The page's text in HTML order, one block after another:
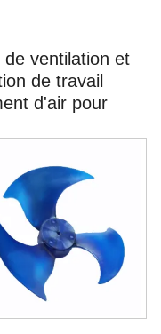
ventilation et
de travail
d'air pour